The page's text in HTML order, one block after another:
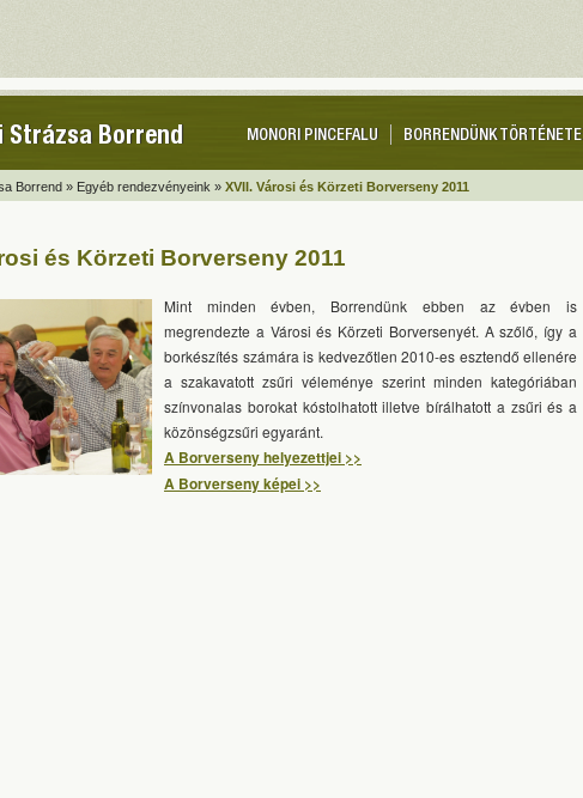
Strázsa Borrend BORRENDÜNK TÖRTÉNETE
MONORI PINCEFALU
Borrend » Egyéb rendezvényeink » XVII. Városi és Körzeti Borverseny 2011
és Körzeti Borverseny 2011
Mint minden évben, Borrendünk ebben az évben is
megrendezte a Városi és Körzeti Borversenyét. A szőlő, így a
borkészítés számára is kedvezőtlen 2010-es esztendő ellenére
a szakavatott zsűri véleménye szerint minden kategóriában
színvonalas borokat kóstolhatott illetve bírálhatott a zsűri és a
közönségzsűri egyaránt.
A Borverseny helyezettjei >>
A Borverseny képei >>